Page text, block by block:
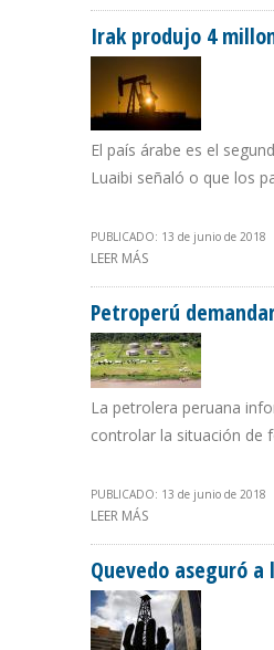
Irak produjo 4
El país árabe es el
Luaibi señaló o que los
PUBLICADO: 13 de junio de 2018
LEER MÁS
Petroperú
La petrolera peruana
controlar la situación de
PUBLICADO: 13 de junio de 2018
LEER MÁS
Quevedo aseguró a